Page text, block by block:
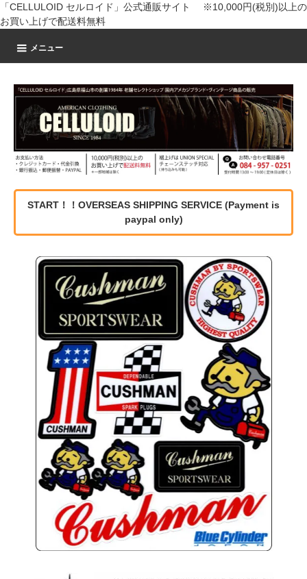
「CELLULOID セルロイド」公式通販サイト ※10,000円(税別)以上の
お買い上げで配送料無料
メニュー
START！！OVERSEAS SHIPPING SERVICE (Payment is
paypal only)